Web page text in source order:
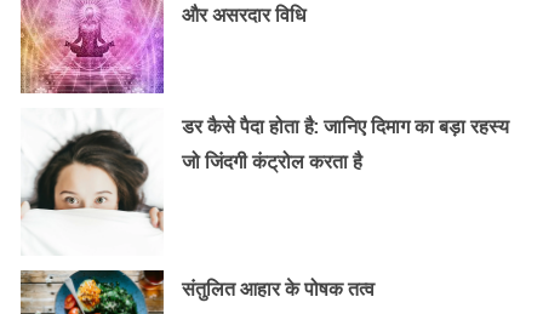
और असरदार विधि
डर कैसे पैदा होता है: जानिए दिमाग का बड़ा रहस्य
जो जिंदगी कंट्रोल करता है
संतुलित आहार के पोषक तत्व